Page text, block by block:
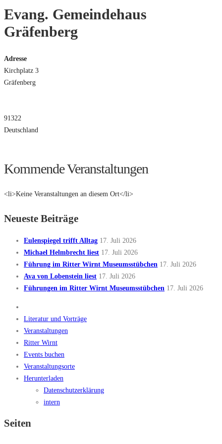
Evang. Gemeindehaus
Gräfenberg
Adresse
Kirchplatz 3
Gräfenberg
91322
Deutschland
Kommende Veranstaltungen
<li>Keine Veranstaltungen an diesem Ort</li>
Neueste Beiträge
Eulenspiegel trifft Alltag 17. Juli 2026
Michael Helmbrecht liest 17. Juli 2026
Führung im Ritter Wirnt Museumsstübchen 17. Juli 2026
Ava von Lobenstein liest 17. Juli 2026
Führungen im Ritter Wirnt Museumsstübchen 17. Juli 2026
Literatur und Vorträge
Veranstaltungen
Ritter Wirnt
Events buchen
Veranstaltungsorte
Herunterladen
Datenschutzerklärung
intern
Seiten